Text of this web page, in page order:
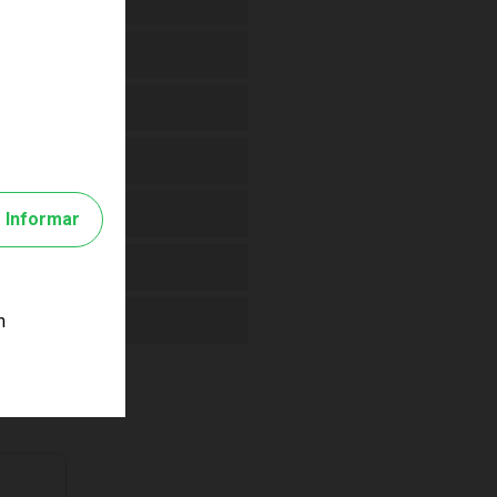
Informar